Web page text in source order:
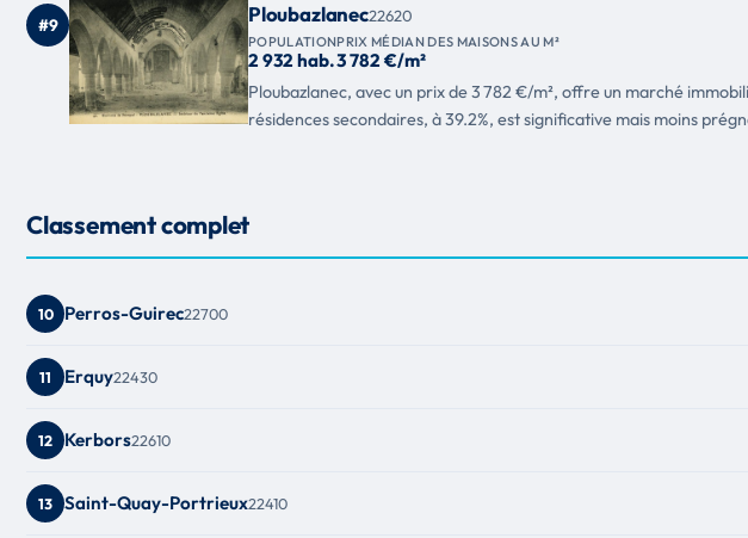
#9 Ploubazlanec22620
POPULATION
2 932 hab.
PRIX MÉDIAN DES MAISONS AU M²
3 782 €/m²
Ploubazlanec, avec un prix de 3 782 €/m², offre un marché
résidences secondaires, à 39.2%, est significative mais moins
Classement complet
10 Perros-Guirec22700
11 Erquy22430
12 Kerbors22610
13 Saint-Quay-Portrieux22410